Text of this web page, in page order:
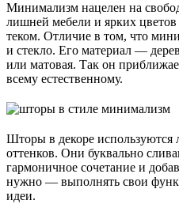
Минимализм нацелен на
лишней мебели и ярких
теком. Отличие в том, что
и стекло. Его материал ―
или матовая. Так он
всему естественному.
Шторы в декоре используются
оттенков. Они буквально
гармоничное сочетание и
нужно ― выполнять свои
идеи.